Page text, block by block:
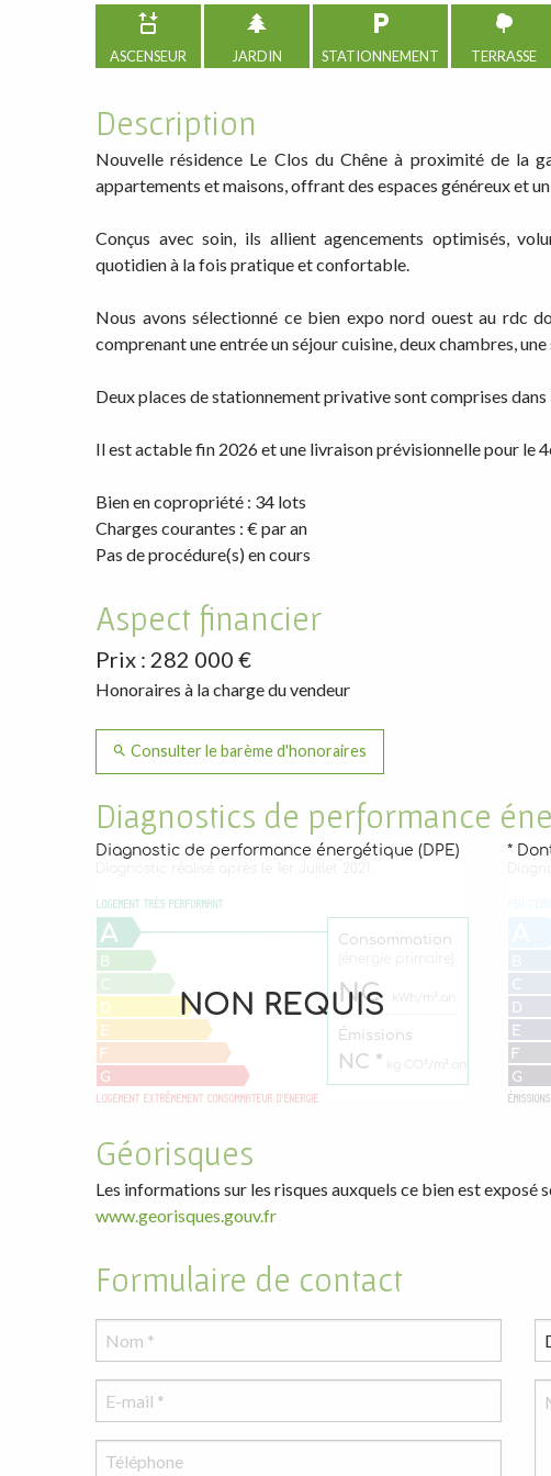
ASCENSEUR JARDIN STATIONNEMENT TERRASSE
Description
Nouvelle résidence Le Clos du Chêne à proximité de la
appartements et maisons, offrant des espaces généreux et
Conçus avec soin, ils allient agencements optimisés,
quotidien à la fois pratique et confortable.
Nous avons sélectionné ce bien expo nord ouest au rdc
comprenant une entrée un séjour cuisine, deux chambres,
Deux places de stationnement privative sont comprises
Il est actable fin 2026 et une livraison prévisionnelle pour le
Bien en copropriété : 34 lots
Charges courantes : € par an
Pas de procédure(s) en cours
Aspect financier
Prix : 282 000 €
Honoraires à la charge du vendeur
Consulter le barème d'honoraires
Diagnostics de performance
Géorisques
Les informations sur les risques auxquels ce bien est exposé
www.georisques.gouv.fr
Formulaire de contact